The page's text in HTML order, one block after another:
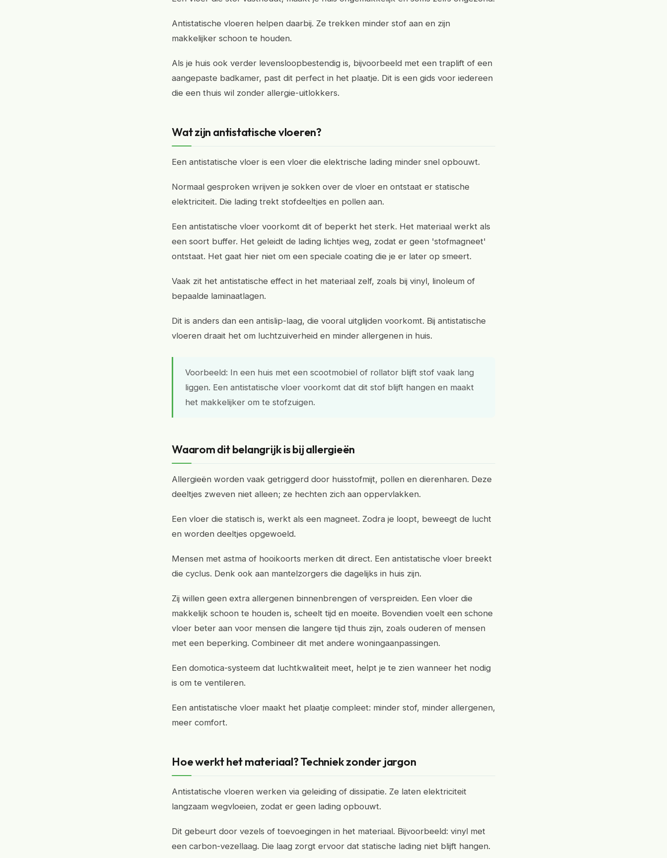
Antistatische vloeren helpen daarbij. Ze trekken minder stof aan en zijn
makkelijker schoon te houden.
Als je huis ook verder levensloopbestendig is, bijvoorbeeld met een traplift of een
aangepaste badkamer, past dit perfect in het plaatje. Dit is een gids voor iedereen
die een thuis wil zonder allergie-uitlokkers.
Wat zijn antistatische vloeren?
Een antistatische vloer is een vloer die elektrische lading minder snel opbouwt.
Normaal gesproken wrijven je sokken over de vloer en ontstaat er statische
elektriciteit. Die lading trekt stofdeeltjes en pollen aan.
Een antistatische vloer voorkomt dit of beperkt het sterk. Het materiaal werkt als
een soort buffer. Het geleidt de lading lichtjes weg, zodat er geen 'stofmagneet'
ontstaat. Het gaat hier niet om een speciale coating die je er later op smeert.
Vaak zit het antistatische effect in het materiaal zelf, zoals bij vinyl, linoleum of
bepaalde laminaatlagen.
Dit is anders dan een antislip-laag, die vooral uitglijden voorkomt. Bij antistatische
vloeren draait het om luchtzuiverheid en minder allergenen in huis.
Voorbeeld: In een huis met een scootmobiel of rollator blijft stof vaak lang
liggen. Een antistatische vloer voorkomt dat dit stof blijft hangen en maakt
het makkelijker om te stofzuigen.
Waarom dit belangrijk is bij allergieën
Allergieën worden vaak getriggerd door huisstofmijt, pollen en dierenharen. Deze
deeltjes zweven niet alleen; ze hechten zich aan oppervlakken.
Een vloer die statisch is, werkt als een magneet. Zodra je loopt, beweegt de lucht
en worden deeltjes opgewoeld.
Mensen met astma of hooikoorts merken dit direct. Een antistatische vloer breekt
die cyclus. Denk ook aan mantelzorgers die dagelijks in huis zijn.
Zij willen geen extra allergenen binnenbrengen of verspreiden. Een vloer die
makkelijk schoon te houden is, scheelt tijd en moeite. Bovendien voelt een schone
vloer beter aan voor mensen die langere tijd thuis zijn, zoals ouderen of mensen
met een beperking. Combineer dit met andere woningaanpassingen.
Een domotica-systeem dat luchtkwaliteit meet, helpt je te zien wanneer het nodig
is om te ventileren.
Een antistatische vloer maakt het plaatje compleet: minder stof, minder allergenen,
meer comfort.
Hoe werkt het materiaal? Techniek zonder jargon
Antistatische vloeren werken via geleiding of dissipatie. Ze laten elektriciteit
langzaam wegvloeien, zodat er geen lading opbouwt.
Dit gebeurt door vezels of toevoegingen in het materiaal. Bijvoorbeeld: vinyl met
een carbon-vezellaag. Die laag zorgt ervoor dat statische lading niet blijft hangen.